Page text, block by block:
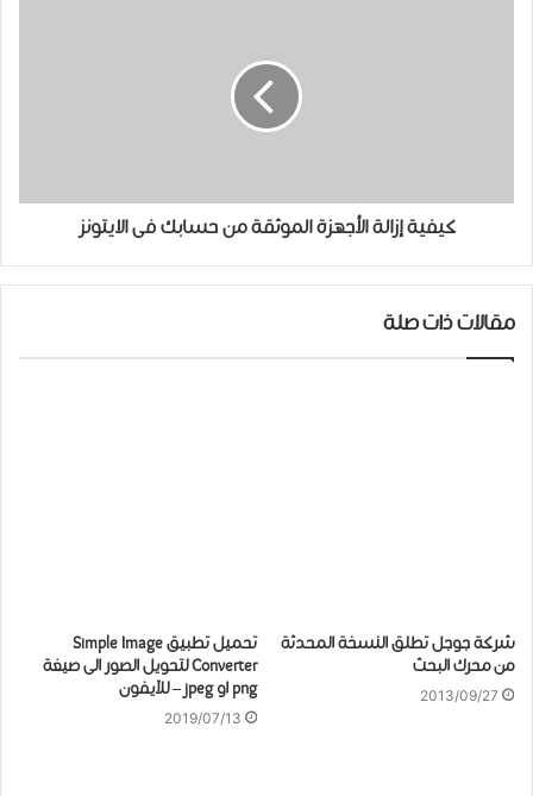
كيفية إزالة الأجهزة الموثقة من حسابك فى الايتونز
مقالات ذات صلة
شركة جوجل تطلق النسخة المحدثة
من محرك البحث
2013/09/27
تحميل تطبيق Simple Image
Converter لتحويل الصور الى صيغة
png ﺍﻭ jpeg – للآيفون
2019/07/13